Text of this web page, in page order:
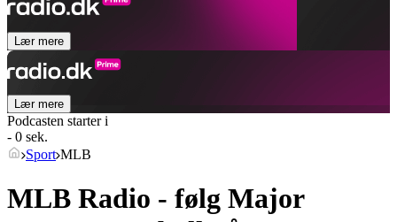
Lær mere
Lær mere
Podcasten starter i
- 0 sek.
Sport MLB
MLB Radio - følg Major